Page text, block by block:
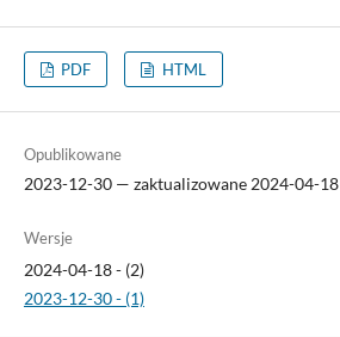
PDF HTML
Opublikowane
2023-12-30 — zaktualizowane 2024-04-18
Wersje
2024-04-18 - (2)
2023-12-30 - (1)